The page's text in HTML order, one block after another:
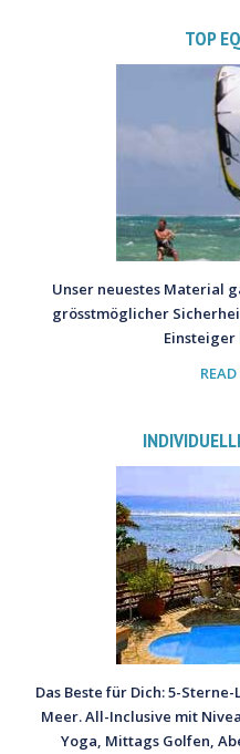
TOP
Unser neuestes Material
grösstmöglicher
Einsteiger
Das Beste für Dich: 5-
Meer. All-Inclusive mit
Yoga, Mittags Golfen,